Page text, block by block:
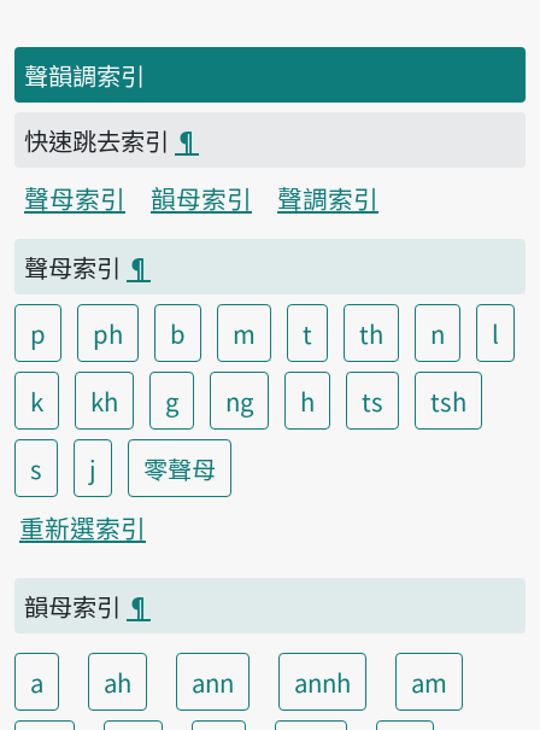
聲韻調索引
快速跳去索引 ¶
聲母索引
韻母索引
聲調索引
聲母索引 ¶
p
ph b m t th n
l
k
kh g ng h ts
tsh
s
j
零聲母
重新選索引
韻母索引 ¶
a ah ann annh
am